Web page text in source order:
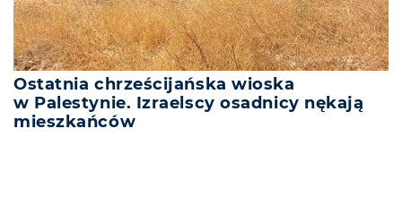
Ostatnia chrześcijańska wioska
w Palestynie. Izraelscy osadnicy nękają
mieszkańców